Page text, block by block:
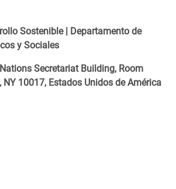
Sostenible | Departamento de
y Sociales
Secretariat Building, Room
NY 10017, Estados Unidos de América